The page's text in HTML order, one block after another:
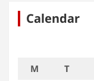
Calendar
M
T